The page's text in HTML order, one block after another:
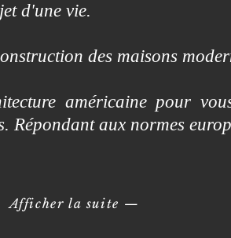
d'une vie.
des maisons
américaine pour
Répondant aux normes
la suite —